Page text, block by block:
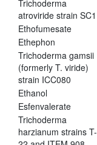
Trichoderma
atroviride strain SC1
Ethofumesate
Ethephon
Trichoderma gamsii
(formerly T. viride)
strain ICC080
Ethanol
Esfenvalerate
Trichoderma
harzianum strains T-